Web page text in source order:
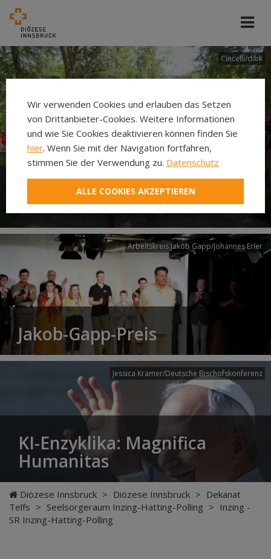
Cincelli/dibk
Neuer Pilgerweg Via
Laudato si’
Arbeitskreis Jakob Gapp/Johannes Erler
Jakob-Gapp-Preis
Jessica Krämer/Deutsche Bischofskonferenz
KI-Enzyklika: Magnifica
Humanitas
Diözese Innsbruck > Diözese Innsbruck > Dekanat
Telfs > Seelsorgeraum Inzing-Hatting-Polling > Inzing -
SR Inzing-Hatting-Polling
Wir verwenden Cookies und erlauben das Setzen
von Drittanbieter-Cookies. Weitere Informationen
und wie Sie Cookies deaktivieren können finden Sie
hier. Wenn Sie mit der Navigation fortfahren,
stimmen Sie der Verwendung zu. Datenschutz
ALLE COOKIES AKZEPTIEREN